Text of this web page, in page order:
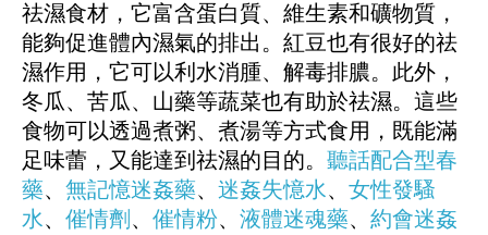
祛濕食材，它富含蛋白質、維生素和礦物質，
能夠促進體內濕氣的排出。紅豆也有很好的祛
濕作用，它可以利水消腫、解毒排膿。此外，
冬瓜、苦瓜、山藥等蔬菜也有助於祛濕。這些
食物可以透過煮粥、煮湯等方式食用，既能滿
足味蕾，又能達到祛濕的目的。 聽話配合型春
藥、 無記憶迷姦藥、 迷姦失憶水、 女性發騷
水、 催情劑 、 催情粉、 液體迷魂藥、 約會迷姦